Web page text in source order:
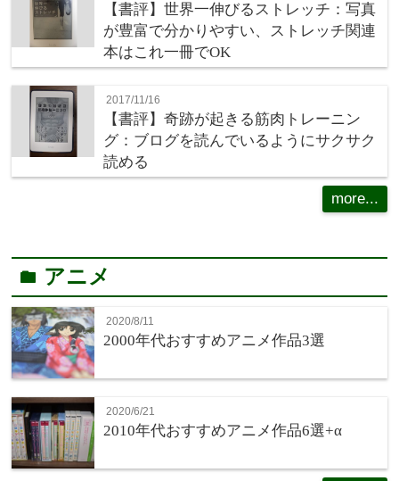
【書評】世界一伸びるストレッチ：写真
が豊富で分かりやすい、ストレッチ関連
本はこれ一冊でOK
2017/11/16
【書評】奇跡が起きる筋肉トレーニン
グ：ブログを読んでいるようにサクサク
読める
more...
folder アニメ
2020/8/11
2000年代おすすめアニメ作品3選
2020/6/21
2010年代おすすめアニメ作品6選+α